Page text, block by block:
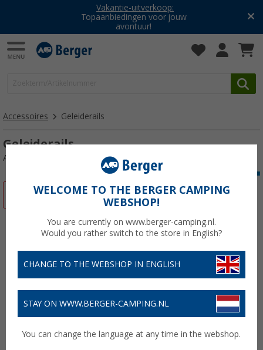
Vakantie-uitverkoop:
Topaanbiedingen voor jouw
avontuur!
Accessoires Geleiderails
Geleiderails
Artikelnr: 168030
-6%WELCOME TO THE BERGER CAMPING
WEBSHOP!
You are currently on www.berger-camping.nl.
Would you rather switch to the store in English?
CHANGE TO THE WEBSHOP IN ENGLISH
STAY ON WWW.BERGER-CAMPING.NL
You can change the language at any time in the webshop.